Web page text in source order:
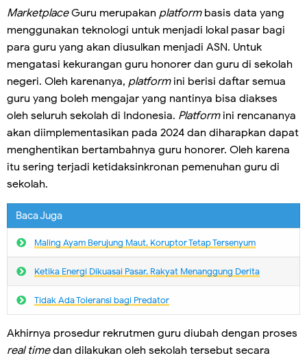
MarketplaceGuru merupakan platformbasis data yang
menggunakan teknologi untuk menjadi lokal pasar bagi
para guru yang akan diusulkan menjadi ASN. Untuk
mengatasi kekurangan guru honorer dan guru di sekolah
negeri. Oleh karenanya, platformini berisi daftar semua
guru yang boleh mengajar yang nantinya bisa diakses
oleh seluruh sekolah di Indonesia. Platformini rencananya
akan diimplementasikan pada 2024 dan diharapkan dapat
menghentikan bertambahnya guru honorer. Oleh karena
itu sering terjadi ketidaksinkronan pemenuhan guru di
sekolah.
Baca Juga
Maling Ayam Berujung Maut, Koruptor Tetap Tersenyum
Ketika Energi Dikuasai Pasar, Rakyat Menanggung Derita
Tidak Ada Toleransi bagi Predator
Akhirnya prosedur rekrutmen guru diubah dengan proses
real timedan dilakukan oleh sekolah tersebut secara